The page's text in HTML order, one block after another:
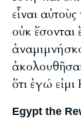
εἶναι
οὐκ ἔσονται
ὅτι ἐγώ εἰμι
Egypt the